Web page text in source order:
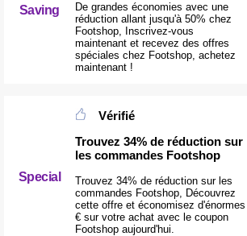
Saving
De grandes économies avec une
réduction allant jusqu'à 50% chez
Footshop, Inscrivez-vous
maintenant et recevez des offres
spéciales chez Footshop, achetez
maintenant !
Special
Vérifié
Trouvez 34% de réduction sur
les commandes Footshop
Trouvez 34% de réduction sur les
commandes Footshop, Découvrez
cette offre et économisez d'énormes
€ sur votre achat avec le coupon
Footshop aujourd'hui.